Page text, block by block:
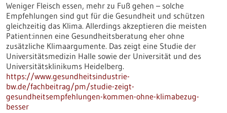
Weniger Fleisch essen, mehr zu Fuß gehen – solche
Empfehlungen sind gut für die Gesundheit und schützen
gleichzeitig das Klima. Allerdings akzeptieren die meisten
Patient:innen eine Gesundheitsberatung eher ohne
zusätzliche Klimaargumente. Das zeigt eine Studie der
Universitätsmedizin Halle sowie der Universität und des
Universitätsklinikums Heidelberg.
https://www.gesundheitsindustrie-
bw.de/fachbeitrag/pm/studie-zeigt-
gesundheitsempfehlungen-kommen-ohne-klimabezug-
besser